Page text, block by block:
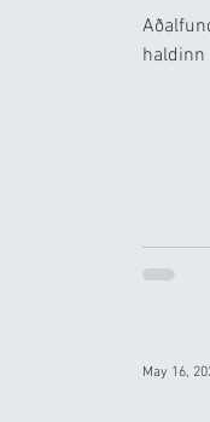
May 16,